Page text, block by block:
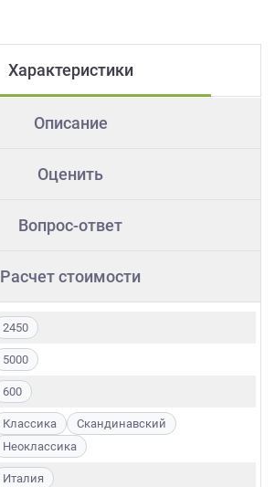
Характеристики
Описание
Оценить
Вопрос-ответ
Расчет стоимости
2450
5000
600
Классика
Скандинавский
Неоклассика
Италия